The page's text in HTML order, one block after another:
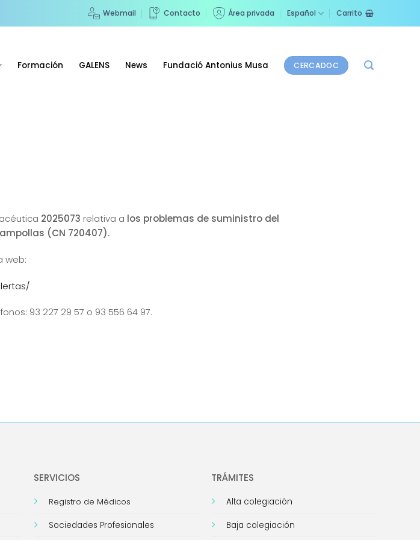
Webmail Contacto Área privada Español Carrito
Formación GALENS News Fundació Antonius Musa CERCADOC
2025073 relativa a los problemas de suministro del
ampollas (CN 720407).
web:
93 227 29 57 o 93 556 64 97.
SERVICIOS
Registro de Médicos
Sociedades Profesionales
TRÁMITES
Alta colegiación
Baja colegiación